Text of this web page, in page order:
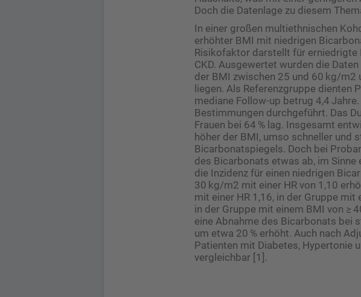
Doch die Datenlage zu diesem
In einer großen multiethnischen
erhöhter BMI mit niedrigen
Risikofaktor darstellt für erniedrigte
CKD. Ausgewertet wurden die
der BMI zwischen 25 und 60 kg/
liegen. Als Referenzgruppe dienten
mediane Follow-up betrug 4,4
Bestimmungen durchgeführt. Das
Frauen bei 64 % lag. Insgesamt
höher der BMI, umso schneller und
Bicarbonatspiegels. Doch bei
des Bicarbonats etwas ab, im
die Inzidenz für einen niedrigen
30 kg/m2 mit einer HR von 1,10
mit einer HR 1,16, in der Gruppe
in der Gruppe mit einem BMI von ≥
eine Abnahme des Bicarbonats bei
um etwa 20 % erhöht. Auch nach
Patienten mit Diabetes, Hypertonie
vergleichbar [1].